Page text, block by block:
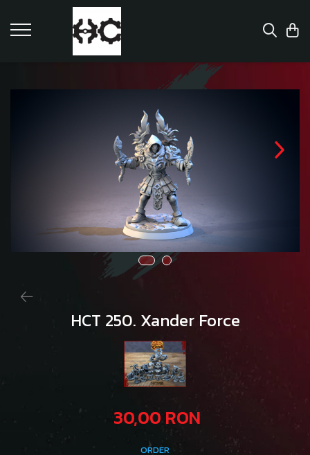
HCT 250. Xander Force
30,00 RON
ORDER